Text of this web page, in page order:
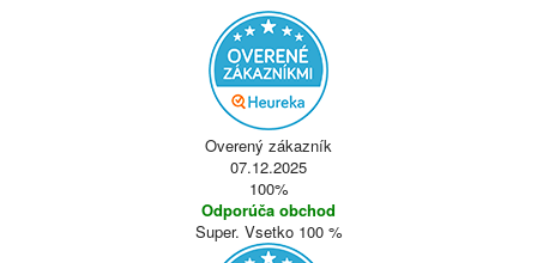
Overený zákazník
07.12.2025
100%
Odporúča obchod
Super. Vsetko 100 %